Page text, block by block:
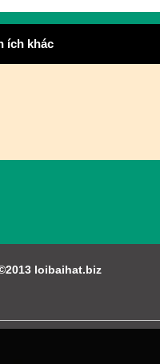
ích khác
loibaihat.biz